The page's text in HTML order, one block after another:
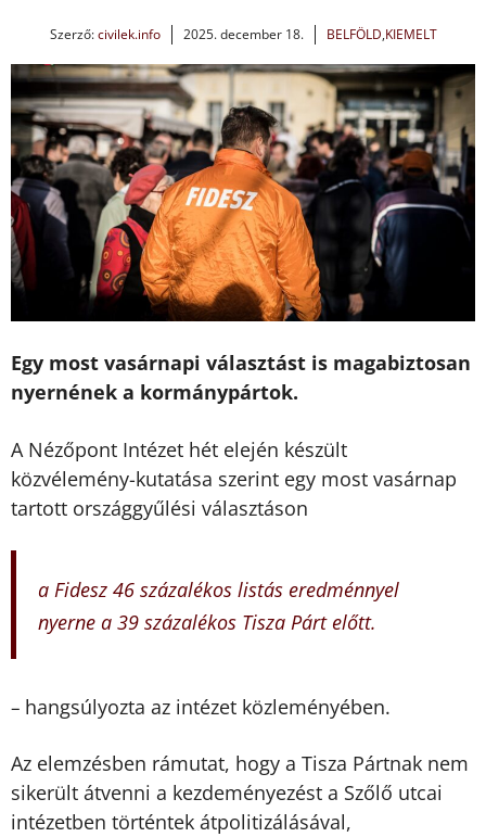
Szerző:civilek.info 2025. december 18. BELFÖLD,KIEMELT
Egy most vasárnapi választást is magabiztosan
nyernének a kormánypártok.
A Nézőpont Intézet hét elején készült
közvélemény-kutatása szerint egy most vasárnap
tartott országgyűlési választáson
a Fidesz 46 százalékos listás eredménnyel
nyerne a 39 százalékos Tisza Párt előtt.
– hangsúlyozta az intézet közleményében.
Az elemzésben rámutat, hogy a Tisza Pártnak nem
sikerült átvenni a kezdeményezést a Szőlő utcai
intézetben történtek átpolitizálásával,